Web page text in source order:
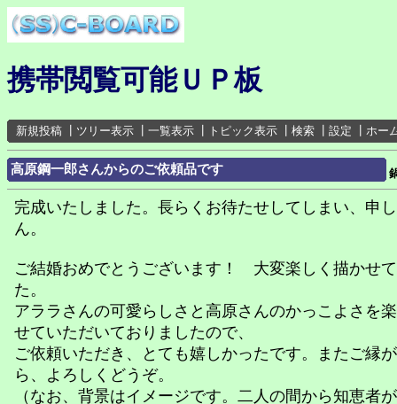
携帯閲覧可能ＵＰ板
新規投稿 ツリー表示 一覧表示 トピック表示 検索 設定 ホー
高原鋼一郎さんからのご依頼品です
完成いたしました。長らくお待たせしてしまい、申
ん。
ご結婚おめでとうございます！ 大変楽しく描かせ
た。
アララさんの可愛らしさと高原さんのかっこよさを
せていただいておりましたので、
ご依頼いただき、とても嬉しかったです。またご縁
ら、よろしくどうぞ。
（なお、背景はイメージです。二人の間から知恵者